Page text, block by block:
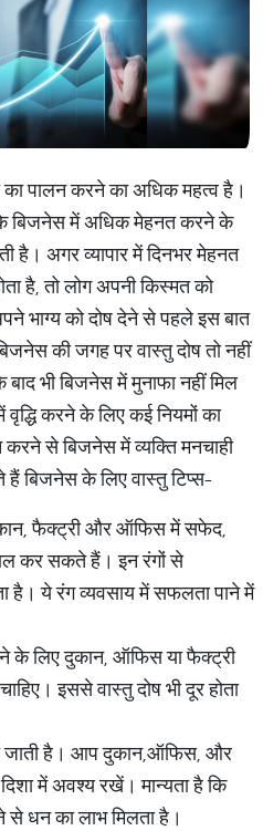
पालन करने का अधिक महत्व है।
बिजनेस में अधिक मेहनत करने के
है। अगर व्यापार में दिनभर मेहनत
है, तो लोग अपनी किस्मत को
भाग्य को दोष देने से पहले इस बात
की जगह पर वास्तु दोष तो नहीं
भी बिजनेस में मुनाफा नहीं मिल
करने के लिए कई नियमों का
करने से बिजनेस में व्यक्ति मनचाही
बिजनेस के लिए वास्तु टिप्स-
फैक्ट्री और ऑफिस में सफेद,
कर सकते हैं। इन रंगों से
है। ये रंग व्यवसाय में सफलता पाने में
के लिए दुकान, ऑफिस या फैक्ट्री
इससे वास्तु दोष भी दूर होता
जाती है। आप दुकान,ऑफिस, और
में अवश्य रखें। मान्यता है कि
से धन का लाभ मिलता है।